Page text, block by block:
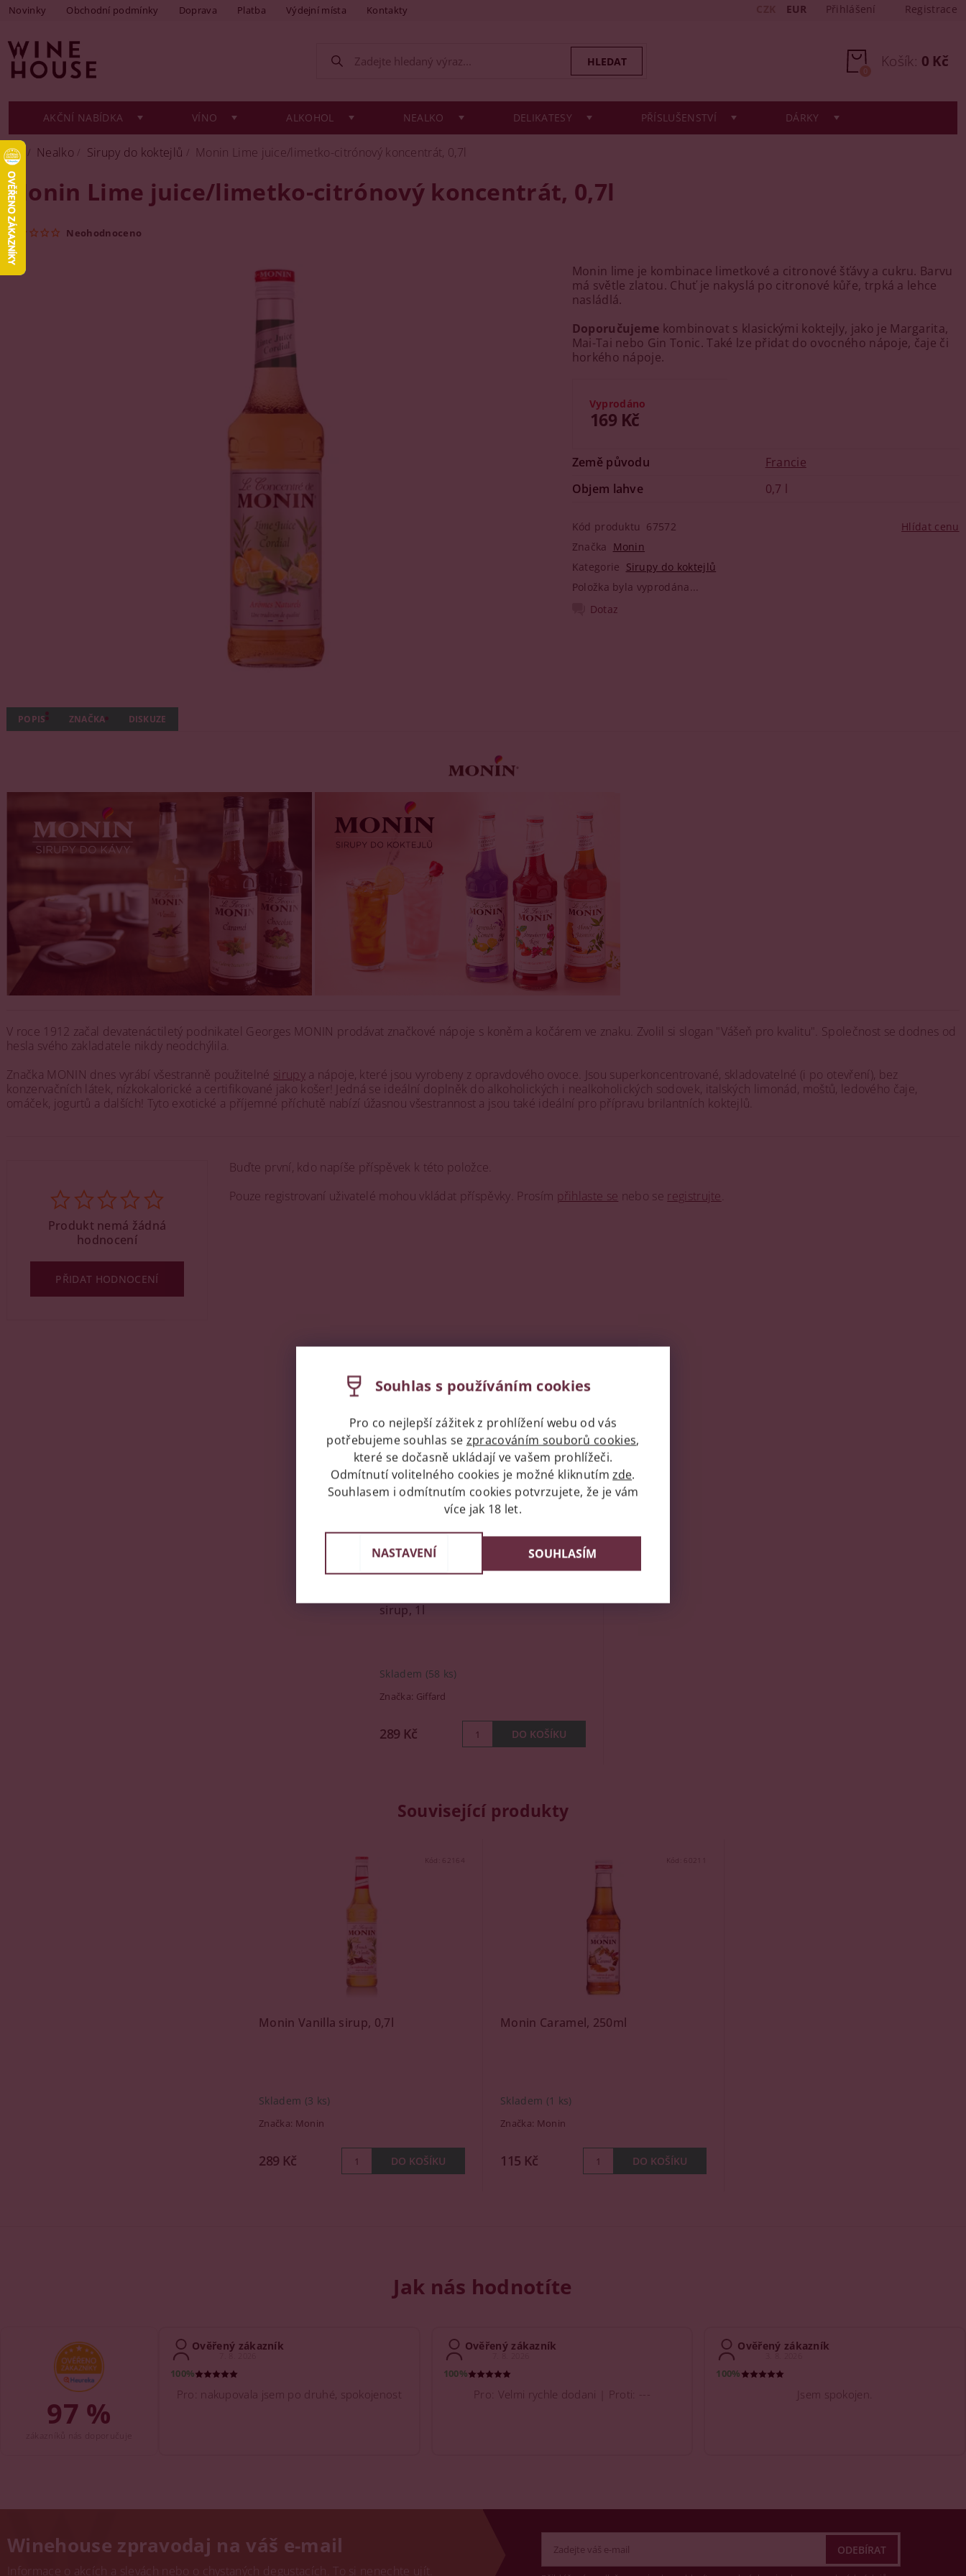
Novinky Obchodní podmínky Doprava Platba Výdejní místa Kontakty EUR Přihlášení Registrace
Košík: 0 Kč
0
AKČNÍ NABÍDKA VÍNO ALKOHOL NEALKO DELIKATESY PŘÍSLUŠENSTVÍ DÁRKY
Nealko Sirupy do koktejlů Monin Lime juice/limetko-citrónový koncentrát, 0,7l
Monin Lime juice/limetko-citrónový koncentrát, 0,7l
Neohodnoceno
Monin lime je kombinace limetkové a citronové šťávy a cukru. Barvu
má světle zlatou. Chuť je nakyslá po citronové kůře, trpká a lehce
nasládlá.
Doporučujeme kombinovat s klasickými koktejly, jako je Margarita,
Mai-Tai nebo Gin Tonic. Také lze přidat do ovocného nápoje, čaje či
horkého nápoje.
Vyprodáno
169 Kč
Země původu
Francie
Objem lahve
0,7 l
Kód produktu 67572
Značka Monin
Kategorie Sirupy do koktejlů
Položka byla vyprodána...
Hlídat cenu
Dotaz
POPIS ZNAČKA DISKUZE
V roce 1912 začal devatenáctiletý podnikatel Georges MONIN prodávat značkové nápoje s koněm a kočárem ve znaku. Zvolil si slogan "Vášeň pro kvalitu". Společnost se dodnes od
hesla svého zakladatele nikdy neodchýlila.
Značka MONIN dnes vyrábí všestranně použitelné sirupya nápoje, které jsou vyrobeny z opravdového ovoce. Jsou superkoncentrované, skladovatelné (i po otevření), bez
konzervačních látek, nízkokalorické a certifikované jako košer! Jedná se ideální doplněk do alkoholických i nealkoholických sodovek, italských limonád, moštů, ledového čaje,
omáček, jogurtů a dalších! Tyto exotické a příjemné příchutě nabízí úžasnou všestrannost a jsou také ideální pro přípravu brilantních koktejlů.
Buďte první, kdo napíše příspěvek k této položce.
Pouze registrovaní uživatelé mohou vkládat příspěvky. Prosím přihlaste se nebo se registrujte
Produkt nemá žádná
hodnocení
PŘIDAT HODNOCENÍ
Podobné produkty
19930
sirup, 1l
Skladem (58 ks)
Značka: Giffard
289 Kč
Související produkty
Kód: 62164
Monin Vanilla sirup, 0,7l
Skladem (3 ks)
Značka: Monin
289 Kč
Kód: 60211
Monin Caramel, 250ml
Skladem (1 ks)
Značka: Monin
115 Kč
Jak nás hodnotíte
97 %
Ověřený zákazník
7. 8. 2026
100%
Pro: nakupovala jsem po druhé, spokojenost
Ověřený zákazník
7. 8. 2026
100%
Pro: Velmi rychle dodani | Proti: ---
Ověřený zákazník
3. 8. 2026
100%
Jsem spokojen.
Winehouse zpravodaj na váš e-mail
Informace o akcích a slevách nebo o chystaných degustacích. To si nenechte ujít.
Souhlas s používáním cookies
Pro co nejlepší zážitek z prohlížení webu od vás
potřebujeme souhlas se zpracováním souborů cookies,
které se dočasně ukládají ve vašem prohlížeči.
Odmítnutí volitelného cookies je možné kliknutímzde.
Souhlasem i odmítnutím cookies potvrzujete, že je vám
více jak 18 let.
NASTAVENÍ SOUHLASÍM